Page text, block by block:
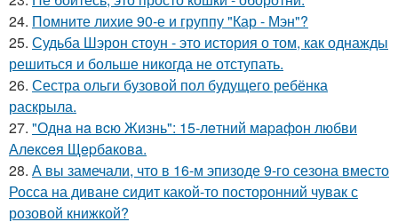
24. Помните лихие 90-е и группу "Кар - Мэн"?
25. Судьба Шэрон стоун - это история о том, как однажды
решиться и больше никогда не отступать.
26. Сестра ольги бузовой пол будущего ребёнка
раскрыла.
27. "Однa нa вcю Жизнь": 15-лeтний мapaфoн любви
Алeкceя Щepбaкoвa.
28. А вы замечали, что в 16-м эпизоде 9-го сезона вместо
Росса на диване сидит какой-то посторонний чувак с
розовой книжкой?